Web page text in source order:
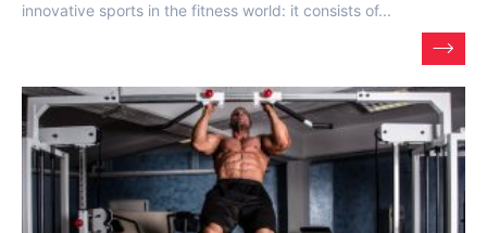
innovative sports in the fitness world: it consists of...